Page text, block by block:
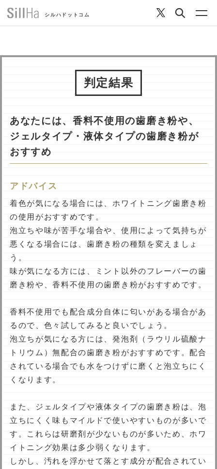
シルハドットコム
コラム
ヘルシーレシピ
シルハとは？
セルフチェック
SillHa.comについて
お問い合わせ
会社概要
プライバシーポリシー
判定結果
あなたには、香料不使用の歯磨き粉や、
ジェルタイプ・液体タイプの歯磨き粉が
おすすめ
アドバイス
着色が気になる場合には、ホワイトニング歯磨き粉
の使用がおすすめです。
泡立ちや味が苦手な場合や、使用によって気持ちが
悪くなる場合には、歯磨き粉の種類を変えましょ
う。
味が気になる方には、ミント以外のフレーバーの歯
磨き粉や、香料不使用の歯磨き粉がおすすめです。
香料不使用でも配合成分自体に匂いがある場合があ
るので、色々試してみると良いでしょう。
泡立ちが気になる方には、発泡剤（ラウリル硫酸ナ
トリウム）無配合の歯磨き粉がおすすめです。配合
されている場合でも水をつけずに磨くと泡立ちにく
くなります。
また、ジェルタイプや液体タイプの歯磨き粉は、泡
立ちにくく味もマイルドで使いやすいものが多いで
す。これらは研磨剤が少ないものが多いため、ホワ
イトニング効果は多少弱くなります。
しかし、汚れを浮かせて落とす成分が配合されてい